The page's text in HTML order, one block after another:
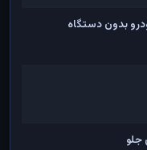
بدون دستگاه